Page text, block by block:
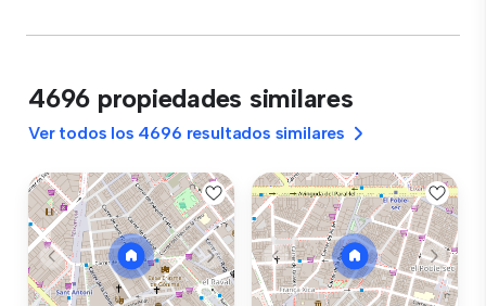
4696 propiedades similares
Ver todos los 4696 resultados similares